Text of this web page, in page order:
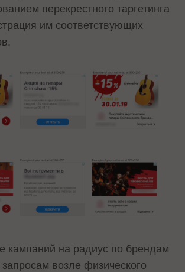
перекрестного таргетинга
им соответствующих
кампаний на радиус по брендам
возле физического